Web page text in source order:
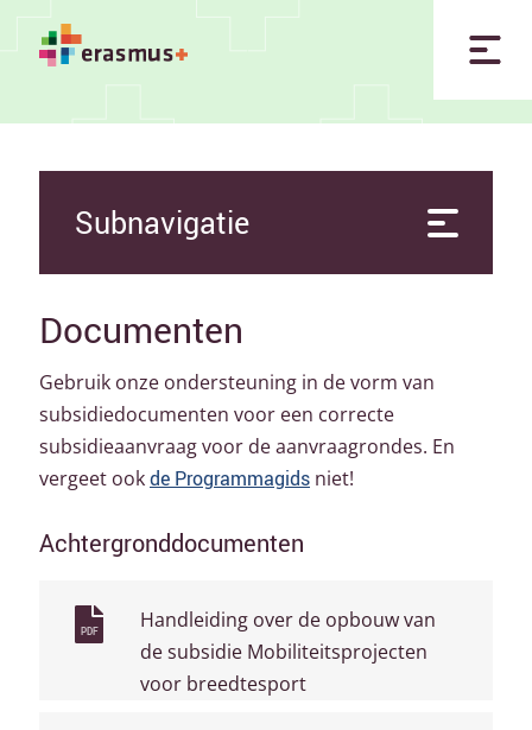
Subnavigatie
Documenten
Gebruik onze ondersteuning in de vorm van
subsidiedocumenten voor een correcte
subsidieaanvraag voor de aanvraagrondes. En
vergeet ookde Programmagids niet!
Achtergronddocumenten
PDF
Handleiding over de opbouw van
de subsidie Mobiliteitsprojecten
voor breedtesport